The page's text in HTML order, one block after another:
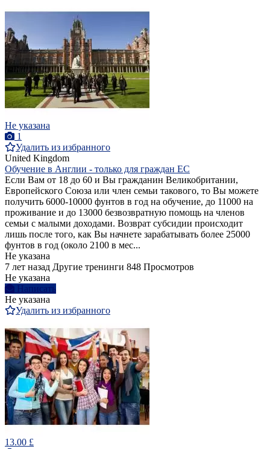
Не указана
1
Удалить из избранного
United Kingdom
Обучение в Англии - только для граждан ЕС
Если Вам от 18 до 60 и Вы гражданин Великобритании,
Европейского Союза или член семьи такового, то Вы можете
получить 6000-10000 фунтов в год на обучение, до 11000 на
проживание и до 13000 безвозвратную помощь на членов
семьи с малыми доходами. Возврат субсидии происходит
лишь после того, как Вы начнете зарабатывать более 25000
фунтов в год (около 2100 в мес...
Не указана
7 лет назад Другие тренинги 848 Просмотров
Не указана
Написать
Не указана
Удалить из избранного
13.00 £